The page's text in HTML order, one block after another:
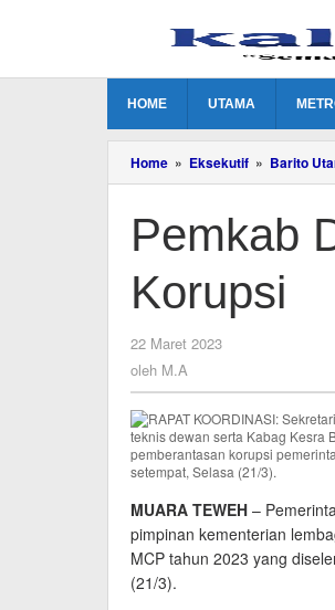
HOME UTAMA
Home » Eksekutif » Barito
Pemkab
Korupsi
22 Maret 2023
oleh M.A
MUARA TEWEH –
pimpinan kementerian
MCP tahun 2023 yang
(21/3).